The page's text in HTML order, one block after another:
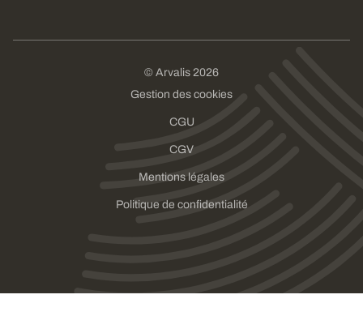
© Arvalis 2026
Gestion des cookies
CGU
CGV
Mentions légales
Politique de confidentialité